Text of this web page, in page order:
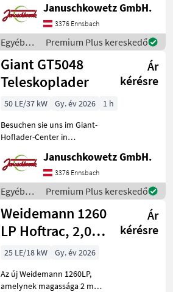
Betriebsgewicht 4.900 kg -
Hubhöhe 5, 78 m - Max.
Hubkraft 2500 kg -
Ausbrechkraft 7600 daN
Januschkowetz GmbH.
3376 Ennsbach
Egyéb
mezőgazdasági
erőgépek
/ Dieci
Premium Plus kereskedő
Giant GT5048
Teleskoplader
Ár
kérésre
50 LE/37 kW Gy. év 2026
1 h
Besuchen sie uns im Giant-
Hoflader-Center in
der Autobahn Amstetten-
Ost! - Motor Kubota D1803
CR, 50 PS, (3Zylinder),
StageV, DOC, DPF
Januschkowetz GmbH.
3376 Ennsbach
Egyéb
mezőgazdasági
erőgépek
/ Giant
Premium Plus kereskedő
Weidemann 1260
LP Hoftrac, 2,0 m
alatti
magassággal
Ár
kérésre
25 LE/18 kW
Gy. év 2026
Az új Weidemann 1260LP,
amelynek magassága 2 m